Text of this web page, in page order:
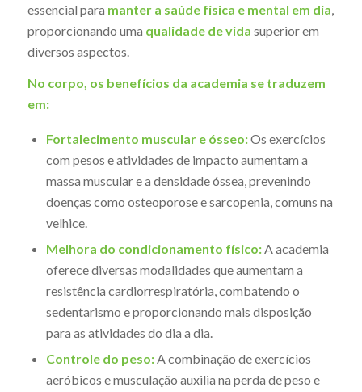
essencial para manter a saúde física e mental em dia,
proporcionando uma qualidade de vida superior em
diversos aspectos.
No corpo, os benefícios da academia se traduzem
em:
Fortalecimento muscular e ósseo:Os exercícios
com pesos e atividades de impacto aumentam a
massa muscular e a densidade óssea, prevenindo
doenças como osteoporose e sarcopenia, comuns na
velhice.
Melhora do condicionamento físico:A academia
oferece diversas modalidades que aumentam a
resistência cardiorrespiratória, combatendo o
sedentarismo e proporcionando mais disposição
para as atividades do dia a dia.
Controle do peso:A combinação de exercícios
aeróbicos e musculação auxilia na perda de peso e